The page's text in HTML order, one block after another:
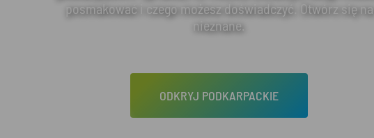
posmakować i czego możesz doświadczyć. Otwórz się na
nieznane.
ODKRYJ PODKARPACKIE